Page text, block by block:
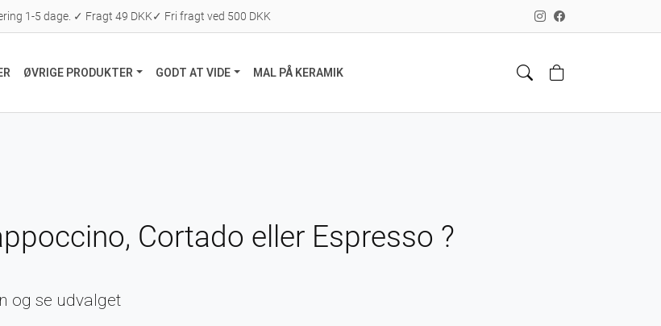
1-5 dage. ✓ Fragt 49 DKK✓ Fri fragt ved 500 DKK
ØVRIGE PRODUKTER GODT AT VIDE MAL PÅ KERAMIK
Cortado eller Espresso ?
og se udvalget